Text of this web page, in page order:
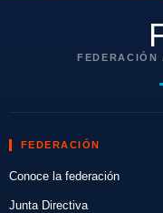
FEDERACIÓN
FEDERACIÓN
Conoce la federación
Junta Directiva